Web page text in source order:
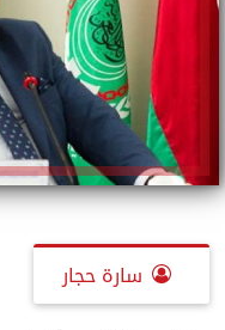
سارة حجار